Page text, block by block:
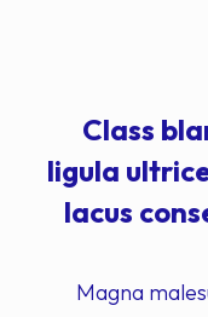
Class
ligula
lacus
Magna